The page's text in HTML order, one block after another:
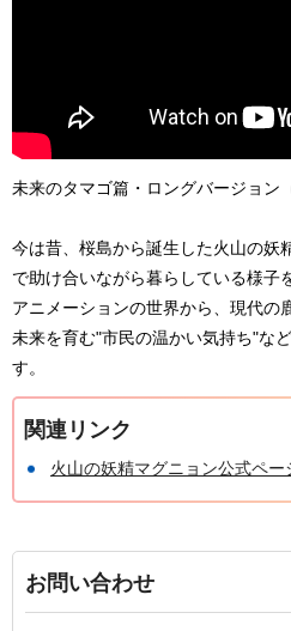
未来のタマゴ篇・ロングバージョン
今は昔、桜島から誕生した火山の妖
で助け合いながら暮らしている様子
アニメーションの世界から、現代の
未来を育む"市民の温かい気持ち"な
す。
関連リンク
火山の妖精マグニョン公式ペー
お問い合わせ